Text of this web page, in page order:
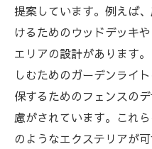
提案しています。例えば
けるためのウッドデッキ
エリアの設計があります
しむためのガーデンライ
保するためのフェンスの
慮がされています。これ
のようなエクステリアが